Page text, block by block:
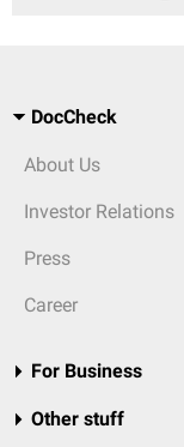
DocCheck
About Us
Investor Relations
Press
Career
For Business
Other stuff